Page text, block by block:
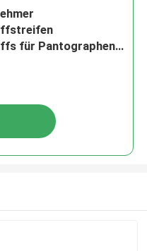
für Pantographen